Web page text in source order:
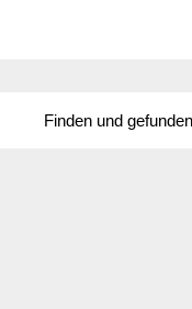
Finden und